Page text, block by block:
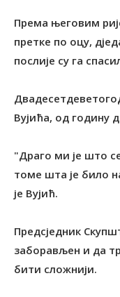
Према његовим
претке по оцу,
послије су га
Вујића, од годину
"Драго ми је што
томе шта је било
је Вујић.
Предсједник
заборављен и да
бити сложнији.